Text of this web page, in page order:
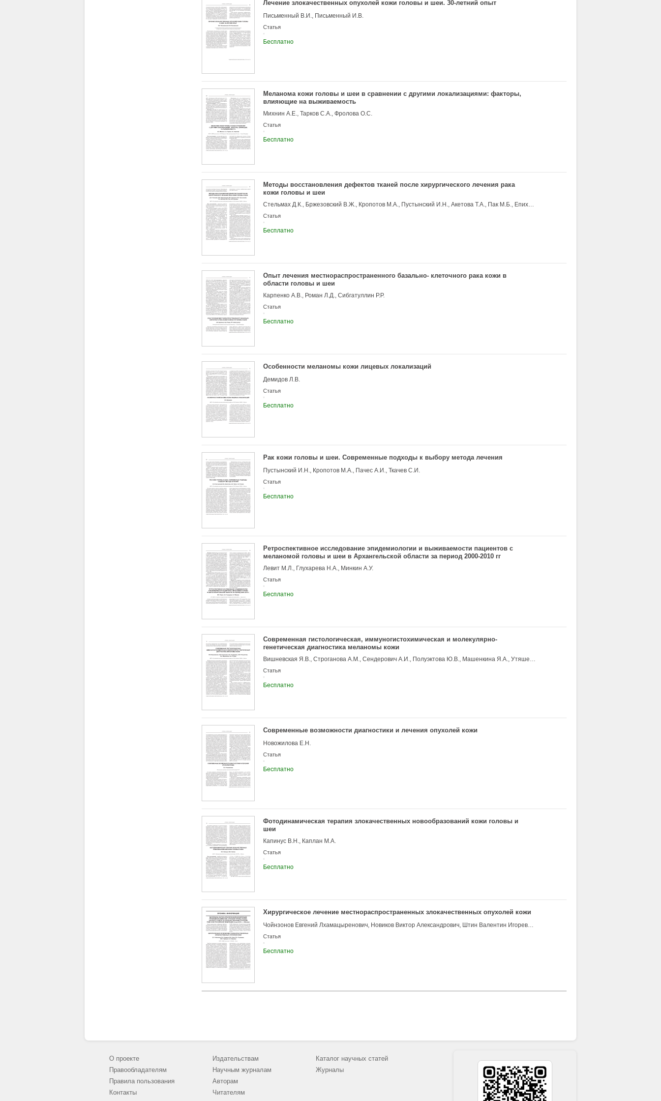
Лечение злокачественных опухолей кожи головы и шеи. 30-летний опыт
Письменный В.И., Письменный И.В.
Статья
Бесплатно
Меланома кожи головы и шеи в сравнении с другими локализациями: факторы,
влияющие на выживаемость
Михнин А.Е., Тарков С.А., Фролова О.С.
Статья
Бесплатно
Методы восстановления дефектов тканей после хирургического лечения рака
кожи головы и шеи
Стельмах Д.К., Бржезовский В.Ж., Кропотов М.А., Пустынский И.Н., Акетова Т.А., Пак М.Б., Епихина А.В.
Статья
Бесплатно
Опыт лечения местнораспространенного базально- клеточного рака кожи в
области головы и шеи
Карпенко А.В., Роман Л.Д., Сибгатуллин Р.Р.
Статья
Бесплатно
Особенности меланомы кожи лицевых локализаций
Демидов Л.В.
Статья
Бесплатно
Рак кожи головы и шеи. Современные подходы к выбору метода лечения
Пустынский И.Н., Кропотов М.А., Пачес А.И., Ткачев С.И.
Статья
Бесплатно
Ретроспективное исследование эпидемиологии и выживаемости пациентов с
меланомой головы и шеи в Архангельской области за период 2000-2010 гг
Левит М.Л., Глухарева Н.А., Минкин А.У.
Статья
Бесплатно
Современная гистологическая, иммуногистохимическая и молекулярно-
генетическая диагностика меланомы кожи
Вишневская Я.В., Строганова А.М., Сендерович А.И., Полуэктова Ю.В., Машенкина Я.А., Утяшев И.А.
Статья
Бесплатно
Современные возможности диагностики и лечения опухолей кожи
Новожилова Е.Н.
Статья
Бесплатно
Фотодинамическая терапия злокачественных новообразований кожи головы и
шеи
Капинус В.Н., Каплан М.А.
Статья
Бесплатно
Хирургическое лечение местнораспространенных злокачественных опухолей кожи
Чойнзонов Евгений Лхамацыренович, Новиков Виктор Александрович, Штин Валентин Игоревич, Сыркашев В.А., Гарбуков Евгений Юрьевич, Жеравин Александр Александрович
Статья
Бесплатно
О проекте
Правообладателям
Правила пользования
Контакты
Издательствам
Научным журналам
Авторам
Читателям
Каталог научных статей
Журналы